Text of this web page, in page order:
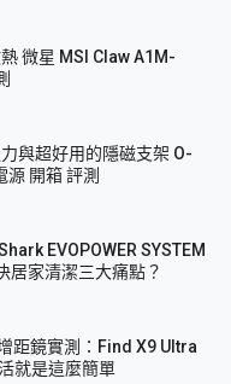
微星 MSI Claw A1M-
與超好用的隱磁支架 O-
源 開箱 評測
EVOPOWER SYSTEM
居家清潔三大痛點？
距鏡實測：Find X9 Ultra
就是這麼簡單